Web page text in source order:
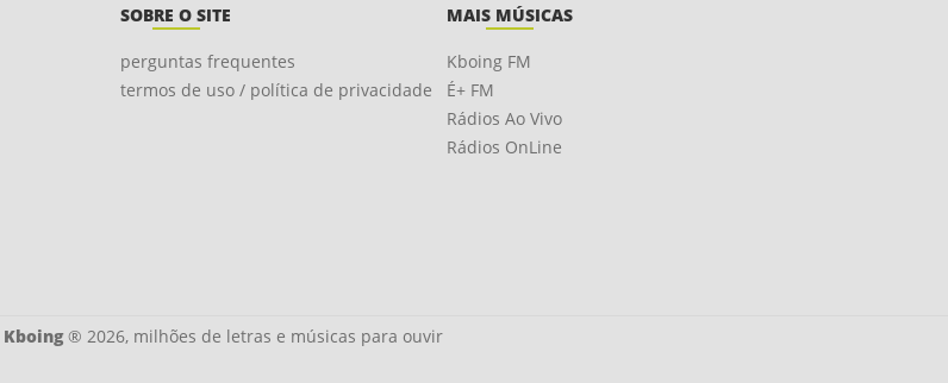
SOBRE O SITE
perguntas frequentes
termos de uso / política de privacidade
MAIS MÚSICAS
Kboing FM
É+ FM
Rádios Ao Vivo
Rádios OnLine
Kboing® 2026, milhões de letras e músicas para ouvir